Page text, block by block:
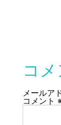
コ
メールア
コメント